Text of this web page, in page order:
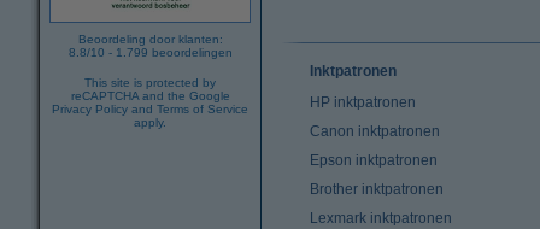
Beoordeling door klanten:
8.8/10 - 1.799 beoordelingen
This site is protected by
reCAPTCHA and the Google
Privacy Policy and Terms of Service
apply.
Inktpatronen
HP inktpatronen
Canon inktpatronen
Epson inktpatronen
Brother inktpatronen
Lexmark inktpatronen